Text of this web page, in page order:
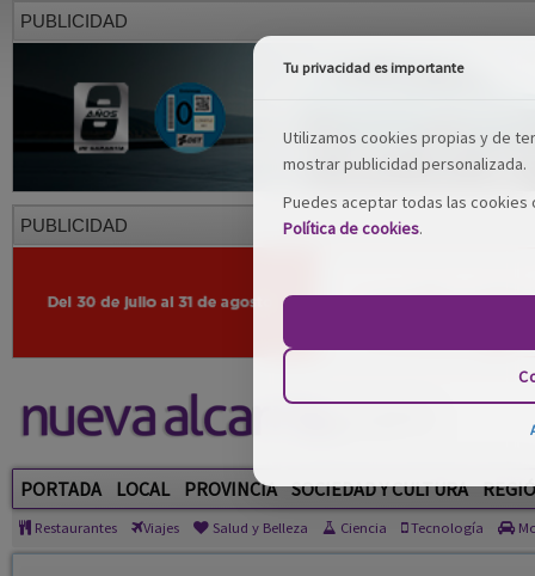
PUBLICIDAD
PUBLICIDAD
PORTADA LOCAL PROVINCIA SOCIEDAD Y CULTURA
Restaurantes Viajes Salud y Belleza Ciencia Tecnología
Tu privacidad es importante
Utilizamos cookies propias y de
mostrar publicidad personalizada.
Puedes aceptar todas las
Política de cookies.